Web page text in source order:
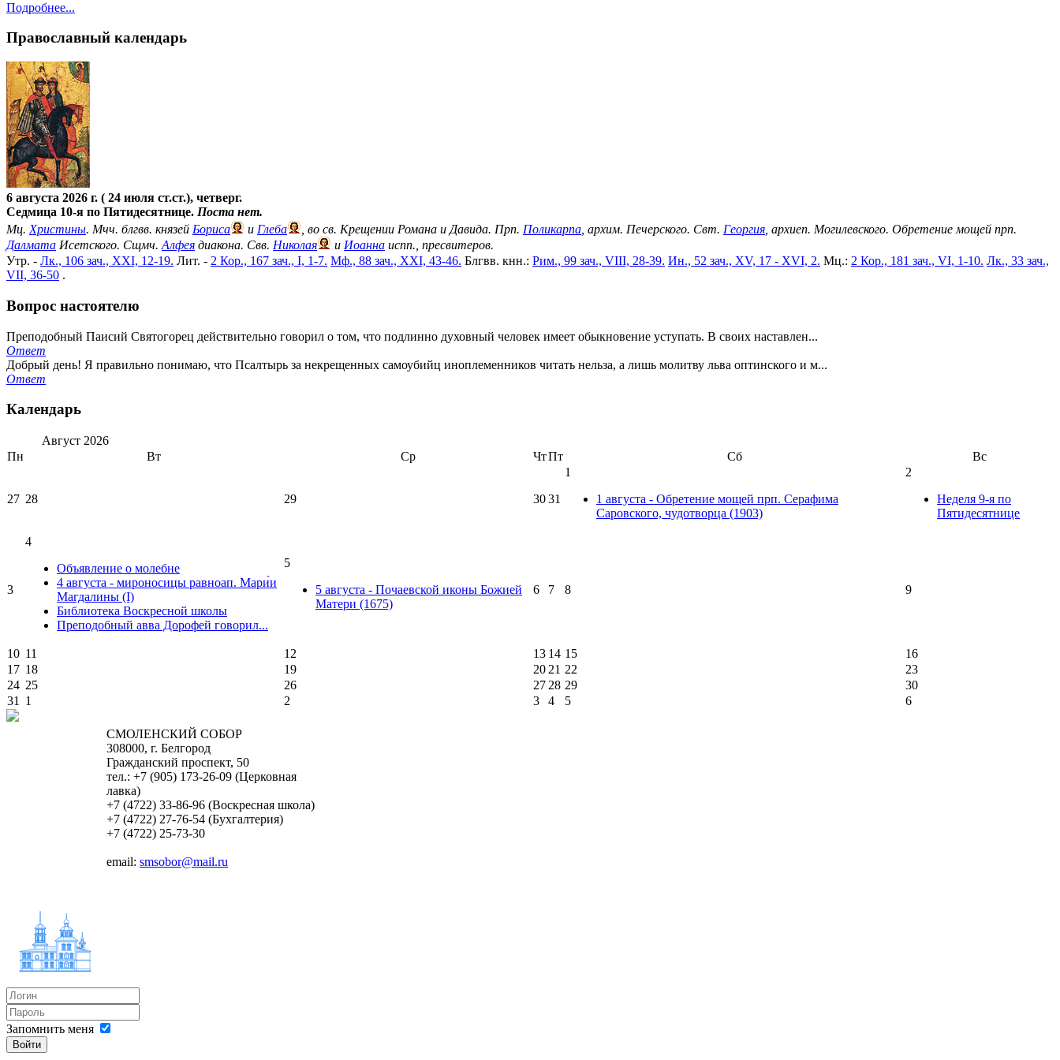
Подробнее...
Православный календарь
6 августа 2026 г. ( 24 июля ст.ст.), четверг.
Седмица 10-я по Пятидесятнице. Поста нет.
Мц. Христины. Мчч. блгвв. князей Бориса и Глеба , во св. Крещении Романа и Давида. Прп. Поликарпа , архим. Печерского. Свт. Георгия , архиеп. Могилевского. Обретение мощей прп.
Далмата Исетского. Сщмч. Алфея диакона. Свв. Николая и Иоанна испп., пресвитеров.
Утр. - Лк., 106 зач., XXI, 12-19. Лит. - 2 Кор., 167 зач., I, 1-7. Мф., 88 зач., XXI, 43-46. Блгвв. кнн.: Рим., 99 зач., VIII, 28-39. Ин., 52 зач., XV, 17 - XVI, 2. Мц.: 2 Кор., 181 зач., VI, 1-10. Лк., 33 зач.,
VII, 36-50 .
Вопрос настоятелю
Преподобный Паисий Святогорец действительно говорил о том, что подлинно духовный человек имеет обыкновение уступать. В своих наставлен...
Ответ
Добрый день! Я правильно понимаю, что Псалтырь за некрещенных самоубийц иноплеменников читать нельза, а лишь молитву льва оптинского и м...
Ответ
Календарь
Август 2026
Пн
Вт Ср ЧтПт Сб Вс
27 28 29 3031
1
1 августа - Обретение мощей прп. Серафима
Саровского, чудотворца (1903)
2
Неделя 9-я по
Пятидесятнице
3
4
Объявление о молебне
4 августа - мироносицы равноап. Мари́и
Магдалины (I)
Библиотека Воскресной школы
Преподобный авва Дорофей говорил...
5
5 августа - Почаевской иконы Божией
Матери (1675)
6 7 8 9
10 11 12 13 14 15
16
17 18 19 20 21 22
23
24 25 26 27 28 29
30
31
1 2 3 4 5 6
СМОЛЕНСКИЙ СОБОР
308000, г. Белгород
Гражданский проспект, 50
тел.: +7 (905) 173-26-09 (Церковная
лавка)
+7 (4722) 33-86-96 (Воскресная школа)
+7 (4722) 27-76-54 (Бухгалтерия)
+7 (4722) 25-73-30
email: smsobor@mail.ru
Запомнить меня
Войти